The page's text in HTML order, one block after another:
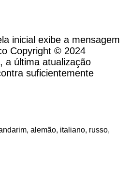
inicial exibe a mensagem
Copyright © 2024
a última atualização
suficientemente
alemão, italiano, russo,